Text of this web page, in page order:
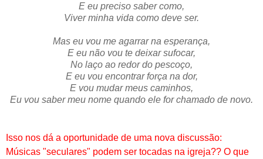
E eu preciso saber como,
Viver minha vida como deve ser.
Mas eu vou me agarrar na esperança,
E eu não vou te deixar sufocar,
No laço ao redor do pescoço,
E eu vou encontrar força na dor,
E vou mudar meus caminhos,
Eu vou saber meu nome quando ele for chamado de novo.
Isso nos dá a oportunidade de uma nova discussão:
Músicas "seculares" podem ser tocadas na igreja?? O que